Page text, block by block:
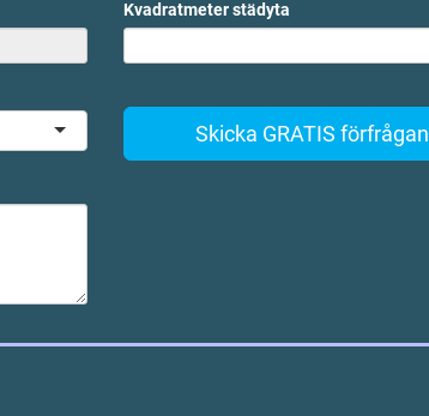
Kvadratmeter städyta
Skicka GRATIS förfrågan